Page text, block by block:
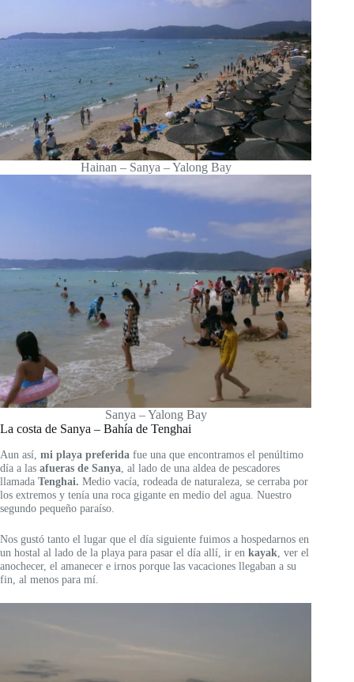
Hainan – Sanya – Yalong Bay
Sanya – Yalong Bay
La costa de Sanya – Bahía de Tenghai
Aun así, mi playa preferida fue una que encontramos el penúltimo
día a las afueras de Sanya , al lado de una aldea de pescadores
llamada Tenghai. Medio vacía, rodeada de naturaleza, se cerraba por
los extremos y tenía una roca gigante en medio del agua. Nuestro
segundo pequeño paraíso.
Nos gustó tanto el lugar que el día siguiente fuimos a hospedarnos en
un hostal al lado de la playa para pasar el día allí, ir en kayak , ver el
anochecer, el amanecer e irnos porque las vacaciones llegaban a su
fin, al menos para mí.